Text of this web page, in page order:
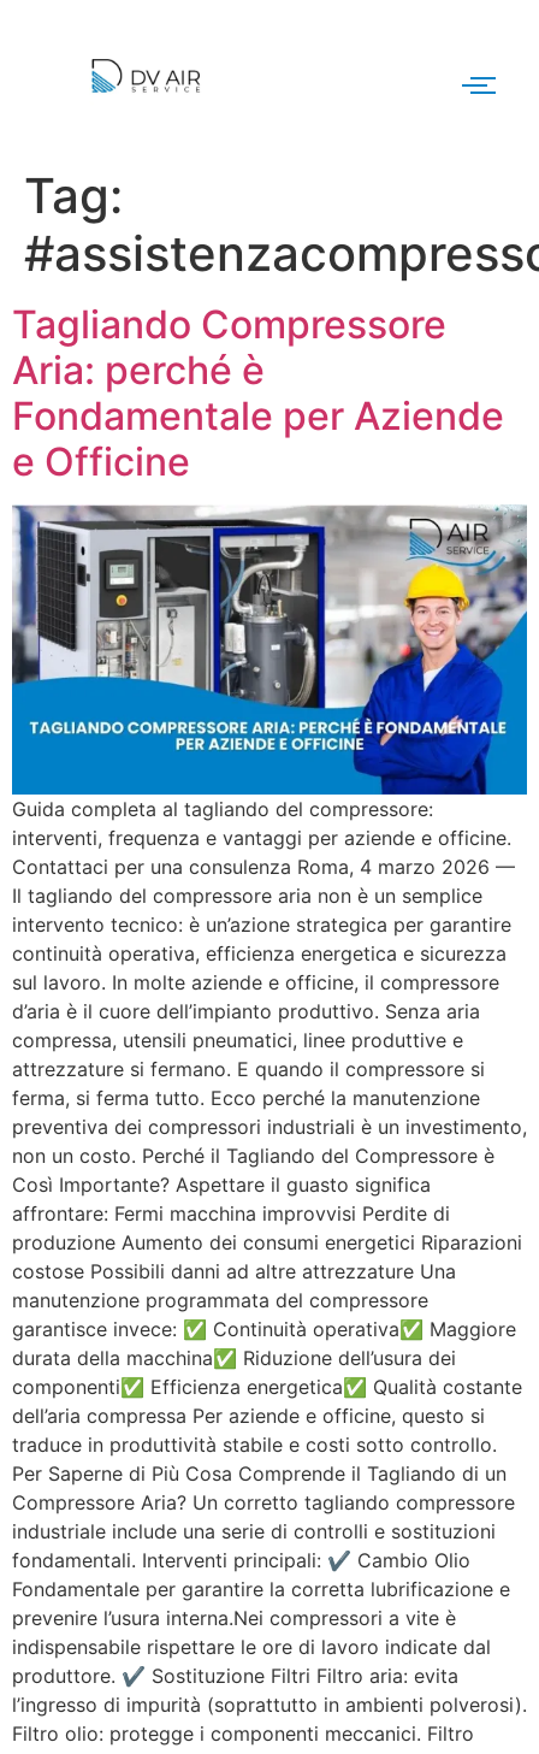
Tag:
Tagliando Compressore
Aria: perché è
Fondamentale per Aziende
e Officine
Guida completa al tagliando del compressore:
interventi, frequenza e vantaggi per aziende e officine.
Contattaci per una consulenza Roma, 4 marzo 2026 —
Il tagliando del compressore aria non è un semplice
intervento tecnico: è un’azione strategica per garantire
continuità operativa, efficienza energetica e sicurezza
sul lavoro. In molte aziende e officine, il compressore
d’aria è il cuore dell’impianto produttivo. Senza aria
compressa, utensili pneumatici, linee produttive e
attrezzature si fermano. E quando il compressore si
ferma, si ferma tutto. Ecco perché la manutenzione
preventiva dei compressori industriali è un investimento,
non un costo. Perché il Tagliando del Compressore è
Così Importante? Aspettare il guasto significa
affrontare: Fermi macchina improvvisi Perdite di
produzione Aumento dei consumi energetici Riparazioni
costose Possibili danni ad altre attrezzature Una
manutenzione programmata del compressore
garantisce invece: ✅ Continuità operativa✅ Maggiore
durata della macchina✅ Riduzione dell’usura dei
componenti✅ Efficienza energetica✅ Qualità costante
dell’aria compressa Per aziende e officine, questo si
traduce in produttività stabile e costi sotto controllo.
Per Saperne di Più Cosa Comprende il Tagliando di un
Compressore Aria? Un corretto tagliando compressore
industriale include una serie di controlli e sostituzioni
fondamentali. Interventi principali: ✔ Cambio Olio
Fondamentale per garantire la corretta lubrificazione e
prevenire l’usura interna.Nei compressori a vite è
indispensabile rispettare le ore di lavoro indicate dal
produttore. ✔ Sostituzione Filtri Filtro aria: evita
l’ingresso di impurità (soprattutto in ambienti polverosi).
Filtro olio: protegge i componenti meccanici. Filtro